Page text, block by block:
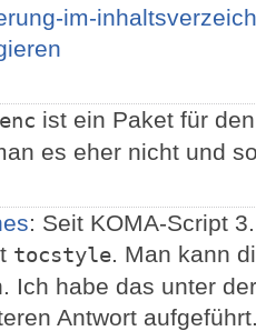
im-
ist ein Paket für
es eher nicht und
: Seit KOMA-Script
tocstyle. Man kann
Ich habe das unter
Antwort